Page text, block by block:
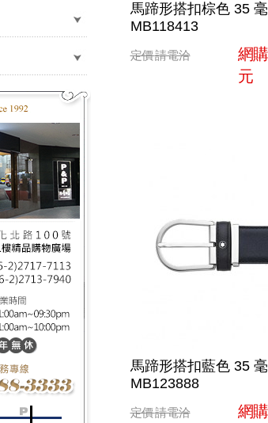
馬蹄形搭扣棕色 35
MB118413
定價請電洽 網購
元
馬蹄形搭扣藍色 35
MB123888
定價請電洽 網購